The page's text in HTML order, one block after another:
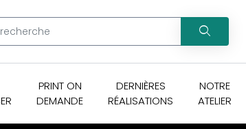
PRINT ON
DEMANDE
DERNIÈRES
RÉALISATIONS
NOTRE
ATELIER